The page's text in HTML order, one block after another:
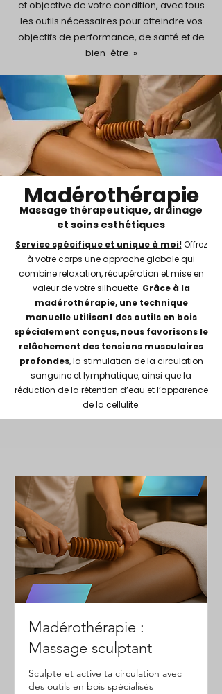
et objective de votre condition, avec tous
les outils nécessaires pour atteindre vos
objectifs de performance, de santé et de
bien-être. »
Madérothérapie
Massage thérapeutique, drainage
et soins esthétiques
Service spécifique et unique à moi! Offrez
à votre corps une approche globale qui
combine relaxation, récupération et mise en
valeur de votre silhouette. Grâce à la
madérothérapie, une technique
manuelle utilisant des outils en bois
spécialement conçus, nous favorisons le
relâchement des tensions musculaires
profondes, la stimulation de la circulation
sanguine et lymphatique, ainsi que la
réduction de la rétention d’eau et l’apparence
de la cellulite.
Madérothérapie :
Massage sculptant
Sculpte et active ta circulation avec
des outils en bois spécialisés